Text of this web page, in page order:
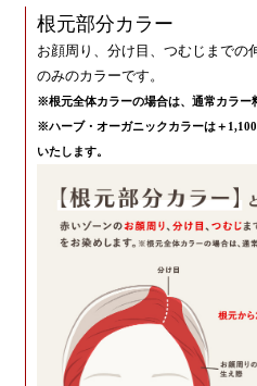
根元部分カラー
お顔周り、分け目、つむじまでの
のみのカラーです。
※根元全体カラーの場合は、通常カラー
※ハーブ・オーガニックカラーは＋
いたします。